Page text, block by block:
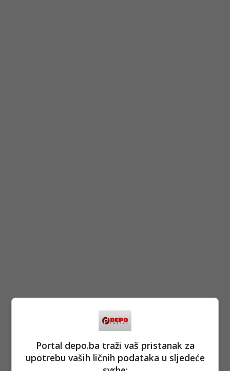
Portal depo.ba traži vaš pristanak za
upotrebu vaših ličnih podataka u sljedeće